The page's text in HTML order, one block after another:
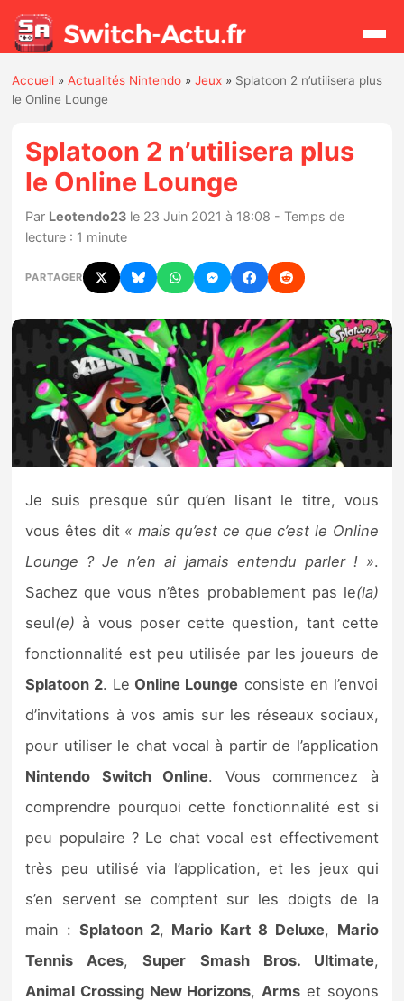
Actualités
Jeux
Hardware
Chiffres de ventes
Rumeurs
Nintendo Direct
Tests et previews
Tests de jeux
Tests d’accessoires
Autres tests
Previews
Précommandes
Précommandes jeux Switch 2
Sorties de jeux
Bons plans
Guides
Accueil »Actualités Nintendo »Jeux » Splatoon 2 n’utilisera plus
le Online Lounge
Splatoon 2 n’utilisera plus
le Online Lounge
Par Leotendo23 le 23 Juin 2021 à 18:08 - Temps de
lecture : 1 minute
PARTAGER
Je suis presque sûr qu’en lisant le titre, vous
vous êtes dit « mais qu’est ce que c’est le Online
Lounge ? Je n’en ai jamais entendu parler ! ».
Sachez que vous n’êtes probablement pas le(la)
seul(e) à vous poser cette question, tant cette
fonctionnalité est peu utilisée par les joueurs de
Splatoon 2. Le Online Lounge consiste en l’envoi
d’invitations à vos amis sur les réseaux sociaux,
pour utiliser le chat vocal à partir de l’application
Nintendo Switch Online. Vous commencez à
comprendre pourquoi cette fonctionnalité est si
peu populaire ? Le chat vocal est effectivement
très peu utilisé via l’application, et les jeux qui
s’en servent se comptent sur les doigts de la
main : Splatoon 2, Mario Kart 8 Deluxe, Mario
Tennis Aces,Super Smash Bros. Ultimate,
Animal Crossing New Horizons, Arms et soyons